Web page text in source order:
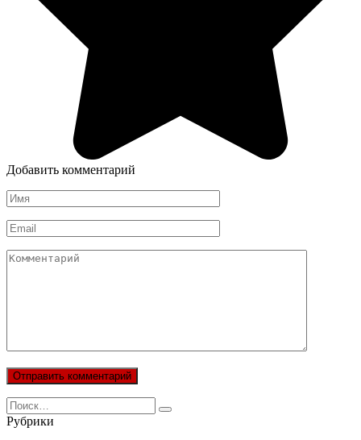
Добавить комментарий
Имя
Email
Комментарий
Search
for:
Рубрики